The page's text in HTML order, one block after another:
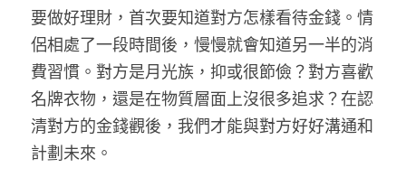
要做好理財，首次要知道對方怎樣看待金錢。情
侶相處了一段時間後，慢慢就會知道另一半的消
費習慣。對方是月光族，抑或很節儉？對方喜歡
名牌衣物，還是在物質層面上沒很多追求？在認
清對方的金錢觀後，我們才能與對方好好溝通和
計劃未來。